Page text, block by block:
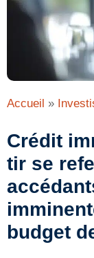
Accueil »
Crédit
tir se
budget